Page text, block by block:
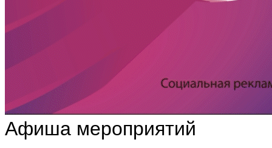
Афиша мероприятий